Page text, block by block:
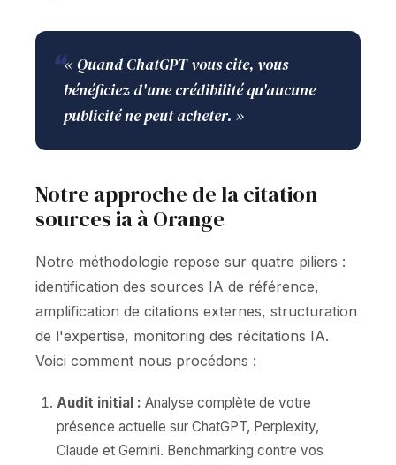
❝« Quand ChatGPT vous cite, vous
bénéficiez d'une crédibilité qu'aucune
publicité ne peut acheter. »
Notre approche de la citation
sources ia à Orange
Notre méthodologie repose sur quatre piliers :
identification des sources IA de référence,
amplification de citations externes, structuration
de l'expertise, monitoring des récitations IA.
Voici comment nous procédons :
Audit initial : Analyse complète de votre
présence actuelle sur ChatGPT, Perplexity,
Claude et Gemini. Benchmarking contre vos